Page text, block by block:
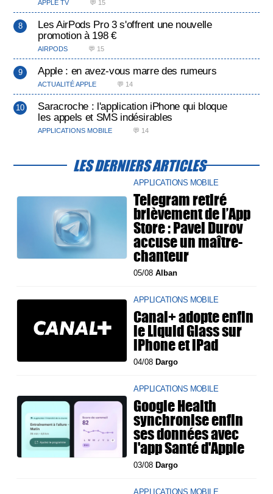
APPLE TV 💬 15
Les AirPods Pro 3 s'offrent une nouvelle
promotion à 198 €
AIRPODS 💬 15
Apple : en avez-vous marre des rumeurs
ACTUALITÉ APPLE 💬 14
Saracroche : l'application iPhone qui bloque
les appels et SMS indésirables
APPLICATIONS MOBILE 💬 14
LES DERNIERS ARTICLES
APPLICATIONS MOBILE
Telegram retiré
brièvement de l’App
Store : Pavel Durov
accuse un maître-
chanteur
05/08Alban
APPLICATIONS MOBILE
Canal+ adopte enfin
le Liquid Glass sur
iPhone et iPad
04/08Dargo
APPLICATIONS MOBILE
Google Health
synchronise enfin
ses données avec
l'app Santé d'Apple
03/08Dargo
APPLICATIONS MOBILE